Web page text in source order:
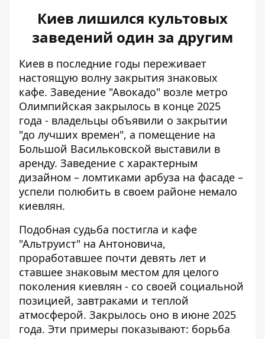
Киев лишился культовых
заведений один за другим
Киев в последние годы переживает
настоящую волну закрытия знаковых
кафе. Заведение "Авокадо" возле метро
Олимпийская закрылось в конце 2025
года - владельцы объявили о закрытии
"до лучших времен", а помещение на
Большой Васильковской выставили в
аренду. Заведение с характерным
дизайном – ломтиками арбуза на фасаде –
успели полюбить в своем районе немало
киевлян.
Подобная судьба постигла и кафе
"Альтруист" на Антоновича,
проработавшее почти девять лет и
ставшее знаковым местом для целого
поколения киевлян - со своей социальной
позицией, завтраками и теплой
атмосферой. Закрылось оно в июне 2025
года. Эти примеры показывают: борьба